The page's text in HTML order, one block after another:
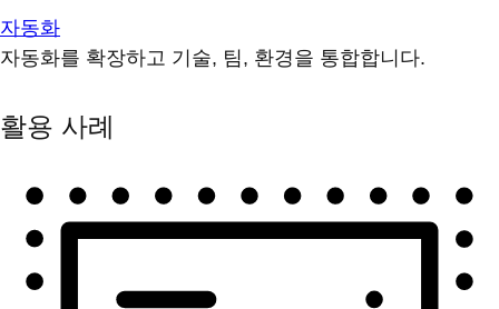
자동화
자동화를 확장하고 기술, 팀, 환경을 통합합니다.
활용 사례